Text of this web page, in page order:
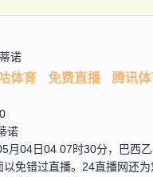
诺
体育 免费直播 腾讯
诺
月04日04 07时30分，巴西
以免错过直播。24直播网还